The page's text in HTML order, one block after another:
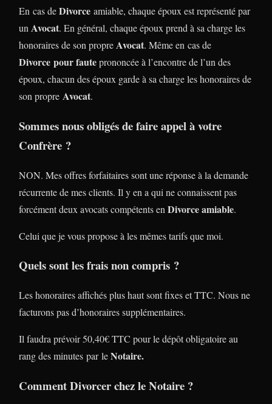
En cas deDivorce amiable, chaque époux est représenté par
unAvocat. En général, chaque époux prend à sa charge les
honoraires de son propreAvocat. Même en cas de
Divorce pour fauteprononcée à l’encontre de l’un des
époux, chacun des époux garde à sa charge les honoraires de
son propre Avocat.
Sommes nous obligés de faire appel à votre
Confrère ?
NON. Mes offres forfaitaires sont une réponse à la demande
récurrente de mes clients. Il y en a qui ne connaissent pas
forcément deux avocats compétents en Divorce amiable.
Celui que je vous propose à les mêmes tarifs que moi.
Quels sont les frais non compris ?
Les honoraires affichés plus haut sont fixes et TTC. Nous ne
facturons pas d’honoraires supplémentaires.
Il faudra prévoir 50,40€ TTC pour le dépôt obligatoire au
rang des minutes par leNotaire.
Comment Divorcer chez le Notaire ?